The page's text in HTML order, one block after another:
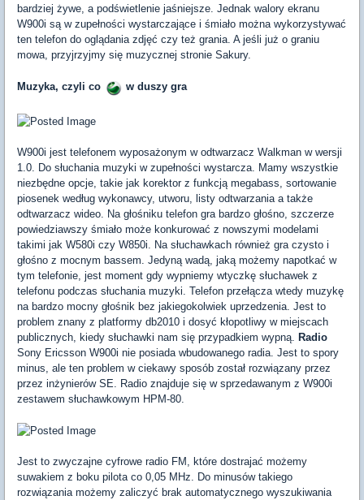
bardziej żywe, a podświetlenie jaśniejsze. Jednak walory ekranu
W900i są w zupełności wystarczające i śmiało można wykorzystywać
ten telefon do oglądania zdjęć czy też grania. A jeśli już o graniu
mowa, przyjrzyjmy się muzycznej stronie Sakury.
Muzyka, czyli co w duszy gra
W900i jest telefonem wyposażonym w odtwarzacz Walkman w wersji
1.0. Do słuchania muzyki w zupełności wystarcza. Mamy wszystkie
niezbędne opcje, takie jak korektor z funkcją megabass, sortowanie
piosenek według wykonawcy, utworu, listy odtwarzania a także
odtwarzacz wideo. Na głośniku telefon gra bardzo głośno, szczerze
powiedziawszy śmiało może konkurować z nowszymi modelami
takimi jak W580i czy W850i. Na słuchawkach również gra czysto i
głośno z mocnym bassem. Jedyną wadą, jaką możemy napotkać w
tym telefonie, jest moment gdy wypniemy wtyczkę słuchawek z
telefonu podczas słuchania muzyki. Telefon przełącza wtedy muzykę
na bardzo mocny głośnik bez jakiegokolwiek uprzedzenia. Jest to
problem znany z platformy db2010 i dosyć kłopotliwy w miejscach
publicznych, kiedy słuchawki nam się przypadkiem wypną. Radio
Sony Ericsson W900i nie posiada wbudowanego radia. Jest to spory
minus, ale ten problem w ciekawy sposób został rozwiązany przez
przez inżynierów SE. Radio znajduje się w sprzedawanym z W900i
zestawem słuchawkowym HPM-80.
Jest to zwyczajne cyfrowe radio FM, które dostrajać możemy
suwakiem z boku pilota co 0,05 MHz. Do minusów takiego
rozwiązania możemy zaliczyć brak automatycznego wyszukiwania